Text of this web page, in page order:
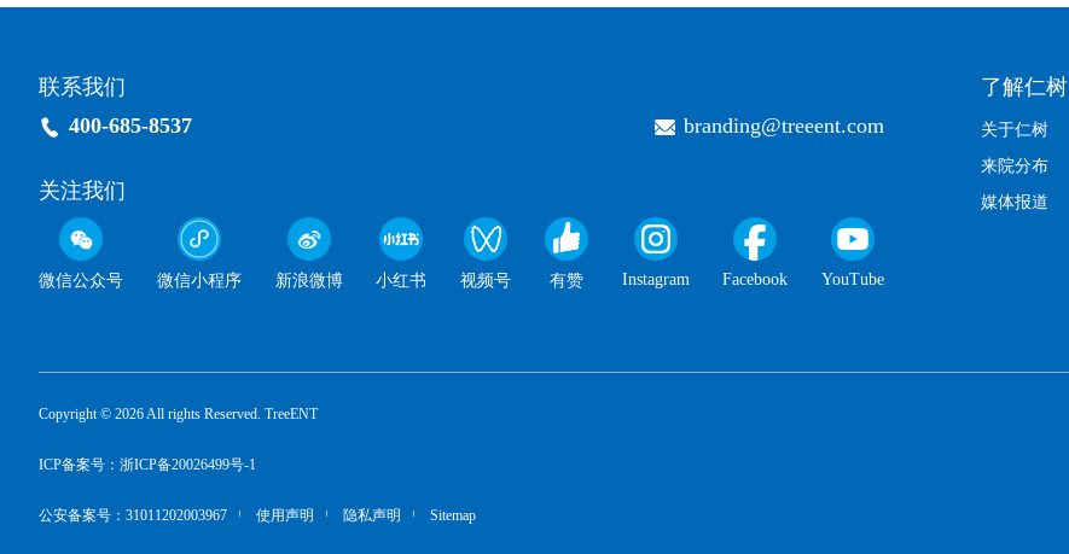
联系我们
400-685-8537
branding@treeent.com
关注我们
微信公众号 微信小程序 新浪微博 小红书 视频号 有赞 Instagram Facebook YouTube
了解仁树
关于仁树
来院分布
媒体报道
Copyright © 2026 All rights Reserved. TreeENT
ICP备案号：浙ICP备20026499号-1
公安备案号：31011202003967 使用声明 隐私声明 Sitemap